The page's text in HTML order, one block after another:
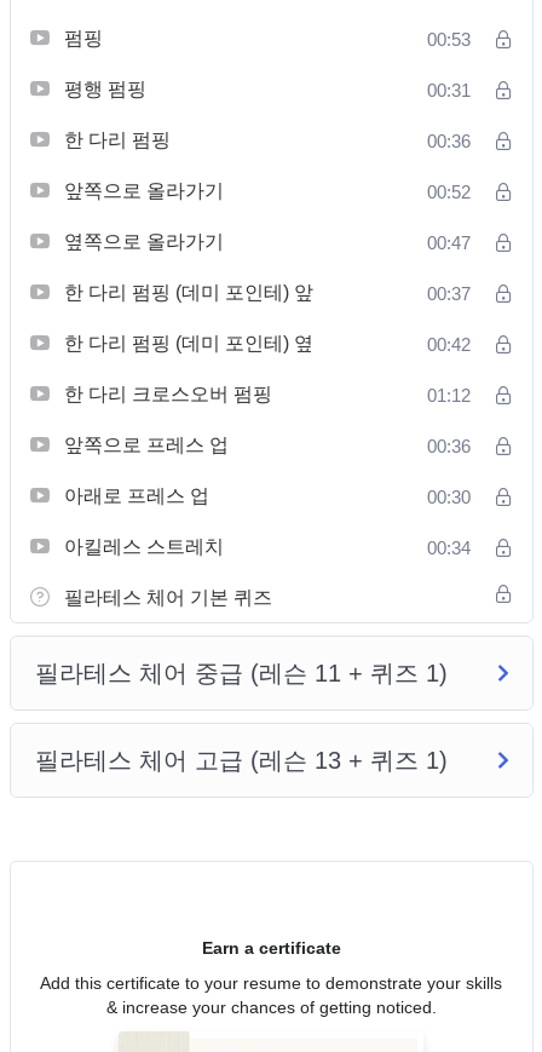
펌핑 00:53
평행 펌핑 00:31
한 다리 펌핑 00:36
앞쪽으로 올라가기 00:52
옆쪽으로 올라가기 00:47
한 다리 펌핑 (데미 포인테) 앞 00:37
한 다리 펌핑 (데미 포인테) 옆 00:42
한 다리 크로스오버 펌핑 01:12
앞쪽으로 프레스 업 00:36
아래로 프레스 업 00:30
아킬레스 스트레치 00:34
필라테스 체어 기본 퀴즈
필라테스 체어 중급 (레슨 11 + 퀴즈 1)
필라테스 체어 고급 (레슨 13 + 퀴즈 1)
Earn a certificate
Add this certificate to your resume to demonstrate your skills
& increase your chances of getting noticed.